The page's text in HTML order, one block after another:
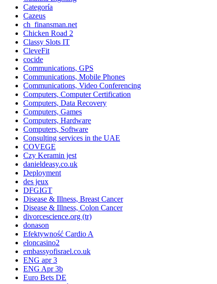
Categoría
Cazeus
ch_finansman.net
Chicken Road 2
Classy Slots IT
CleveFit
cocide
Communications, GPS
Communications, Mobile Phones
Communications, Video Conferencing
Computers, Computer Certification
Computers, Data Recovery
Computers, Games
Computers, Hardware
Computers, Software
Consulting services in the UAE
COVEGE
Czy Keramin jest
danieldeasy.co.uk
Deployment
des jeux
DFGIGT
Disease & Illness, Breast Cancer
Disease & Illness, Colon Cancer
divorcescience.org (tr)
donason
Efektywność Cardio A
eloncasino2
embassyofisrael.co.uk
ENG apr 3
ENG Apr 3b
Euro Bets DE